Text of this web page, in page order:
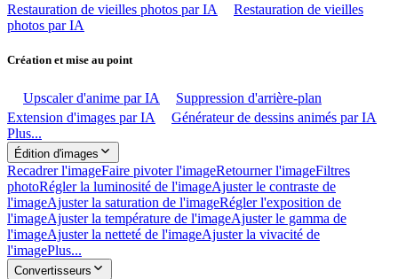
Restauration de vieilles photos par IA
Restauration de vieilles
photos par IA
Création et mise au point
Upscaler d'anime par IA
Suppression d'arrière-plan
Extension d'images par IA
Générateur de dessins animés par IA
Plus...
Édition d'images
Recadrer l'imageFaire pivoter l'imageRetourner l'imageFiltres
photoRégler la luminosité de l'imageAjuster le contraste de
l'imageAjuster la saturation de l'imageRégler l'exposition de
l'imageAjuster la température de l'imageAjuster le gamma de
l'imageAjuster la netteté de l'imageAjuster la vivacité de
l'imagePlus...
Convertisseurs